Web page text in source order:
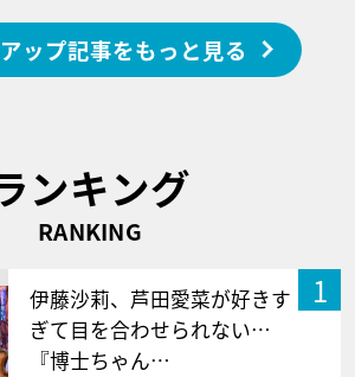
ップ記事をもっと見る
ンキング
RANKING
1
伊藤沙莉、芦田愛菜が好きす
ぎて目を合わせられない…
『博士ちゃん…